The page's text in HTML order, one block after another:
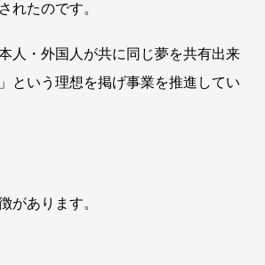
れたのです。
人・外国人が共に同じ夢を共有出来
という理想を掲げ事業を推進してい
があります。